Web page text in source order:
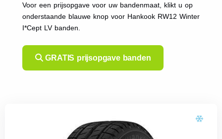
Voor een prijsopgave voor uw bandenmaat, klikt u op
onderstaande blauwe knop voor Hankook RW12 Winter
I*Cept LV banden.
GRATIS prijsopgave banden